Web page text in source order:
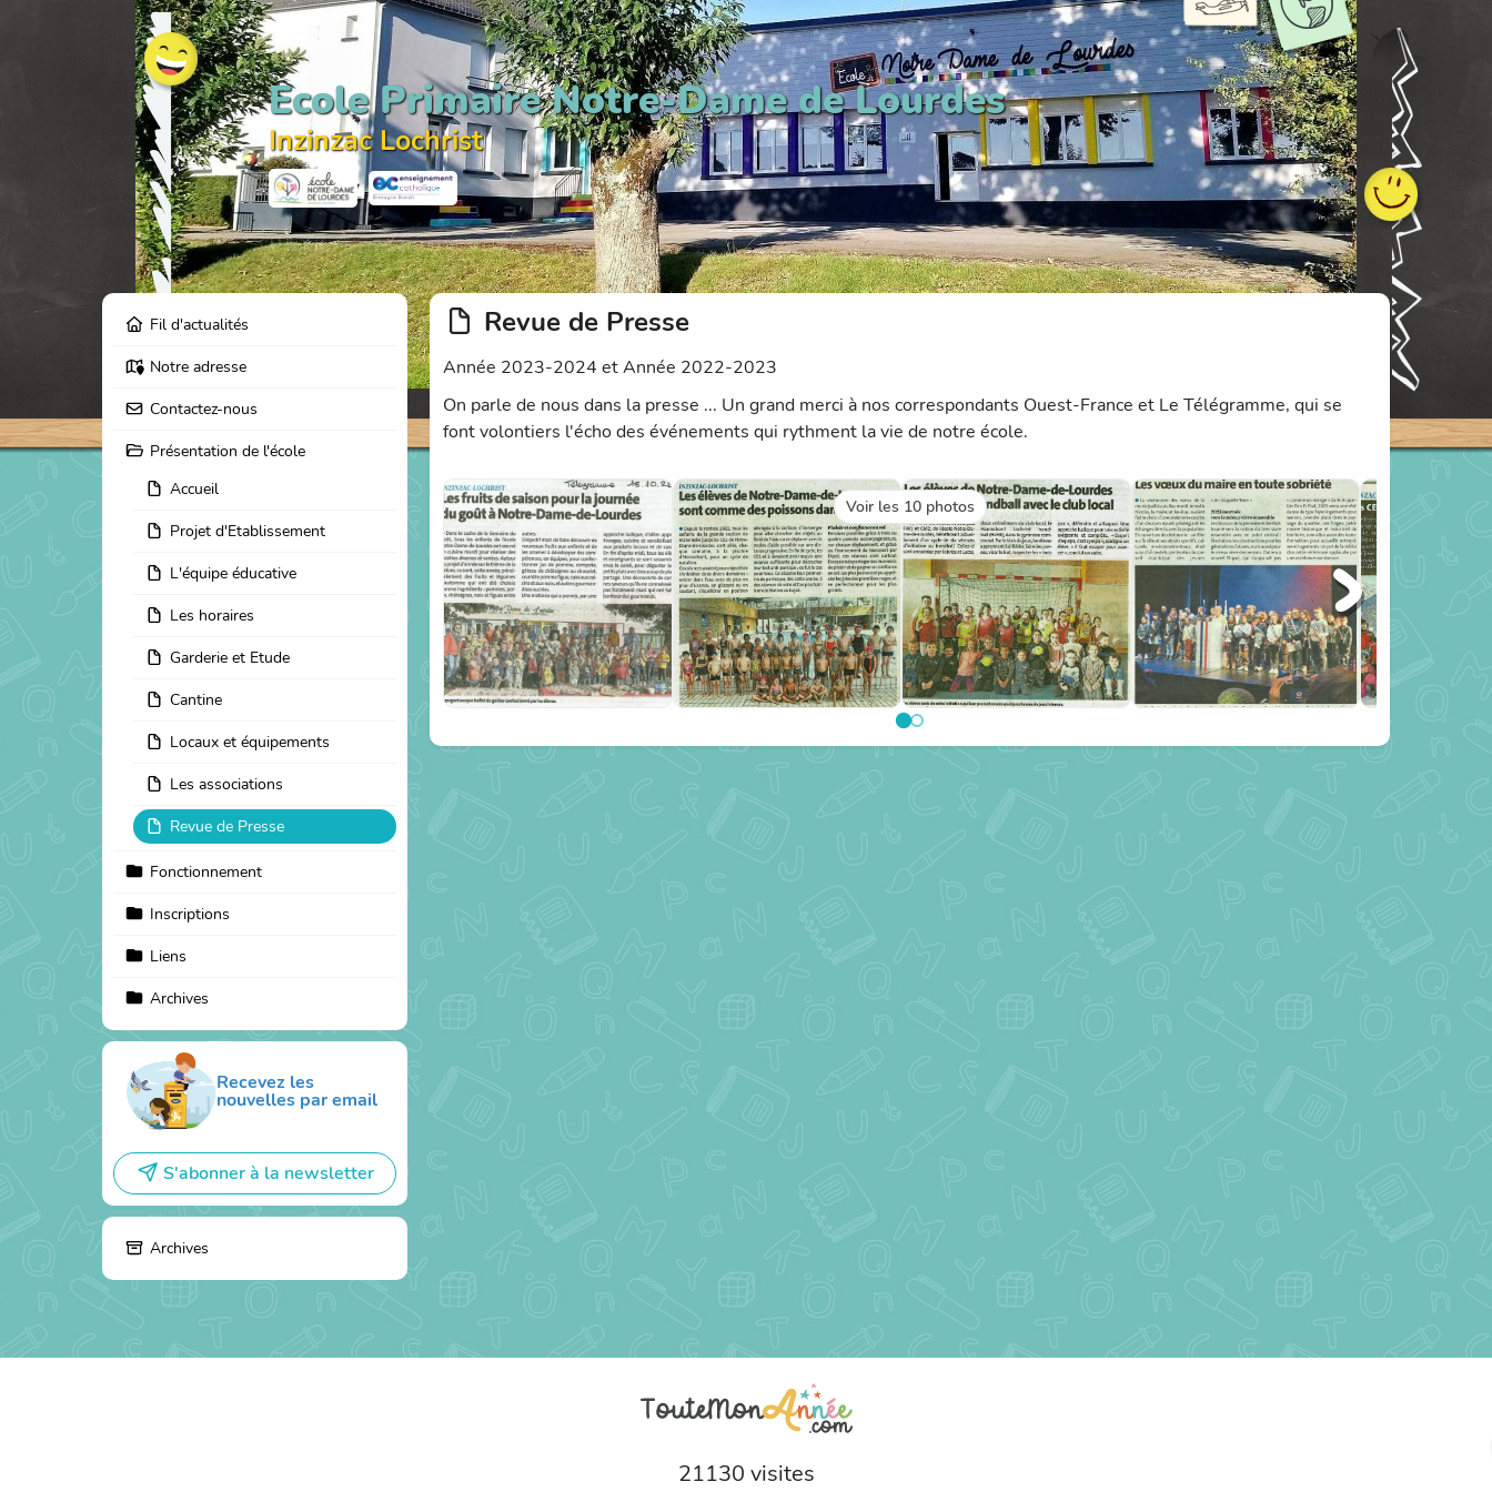
Ecole Primaire Notre-Dame de Lourdes
Inzinzac Lochrist
Fil d'actualités
Notre adresse
Contactez-nous
Présentation de l'école
Accueil
Projet d'Etablissement
L'équipe éducative
Les horaires
Garderie et Etude
Cantine
Locaux et équipements
Les associations
Revue de Presse
Fonctionnement
Inscriptions
Liens
Archives
Recevez les
nouvelles par email
S'abonner à la newsletter
Archives
Revue de Presse
Année 2023-2024 et Année 2022-2023
On parle de nous dans la presse ... Un grand merci à nos correspondants Ouest-France et Le Télégramme, qui se
font volontiers l'écho des événements qui rythment la vie de notre école.
Voir les 10 photos
21130 visites